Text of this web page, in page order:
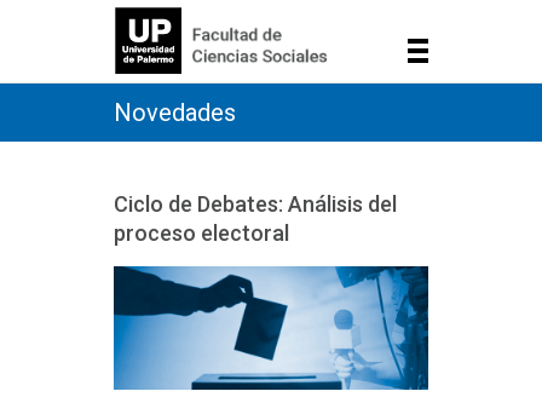
Novedades
Ciclo de Debates: Análisis del
proceso electoral